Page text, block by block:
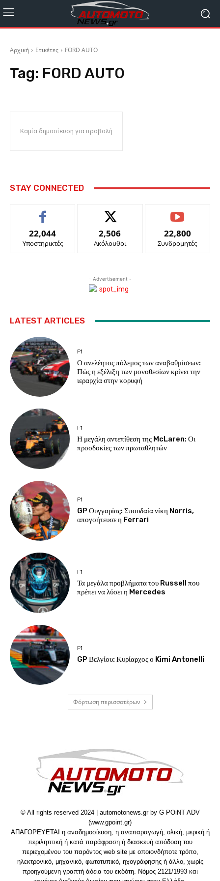
Αρχική Ετικέτες FORD AUTO
Tag: FORD AUTO
Καμία δημοσίευση για προβολή
STAY CONNECTED
22,044
Υποστηρικτές
2,506
Ακόλουθοι
22,800
Συνδρομητές
- Advertisement -
LATEST ARTICLES
F1
Ο ανελέητος πόλεμος των αναβαθμίσεων:
Πώς η εξέλιξη των μονοθεσίων κρίνει την
ιεραρχία στην κορυφή
F1
Η μεγάλη αντεπίθεση της McLaren: Οι
προσδοκίες των πρωταθλητών
F1
GP Ουγγαρίας: Σπουδαία νίκη Norris,
απογοήτευσε η Ferrari
F1
Τα μεγάλα προβλήματα του Russell που
πρέπει να λύσει η Mercedes
F1
GP Βελγίου: Κυρίαρχος ο Kimi Antonelli
Φόρτωση περισσοτέρων
© All rights reserved 2024 | automotonews.gr by G POiNT ADV
(www.gpoint.gr)
ΑΠΑΓΟΡΕΥΕΤΑΙ η αναδημοσίευση, η αναπαραγωγή, ολική, μερική ή
περιληπτική ή κατά παράφραση ή διασκευή απόδοση του
περιεχομένου του παρόντος web site με οποιονδήποτε τρόπο,
ηλεκτρονικό, μηχανικό, φωτοτυπικό, ηχογράφησης ή άλλο, χωρίς
προηγούμενη γραπτή άδεια του εκδότη. Νόμος 2121/1993 και